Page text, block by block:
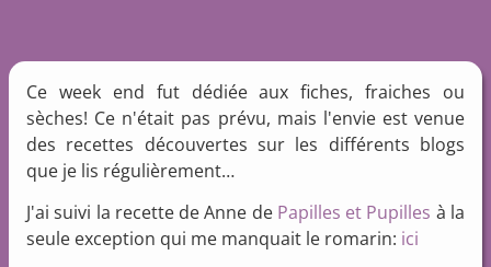
Ce week end fut dédiée aux fiches, fraiches ou
sèches! Ce n'était pas prévu, mais l'envie est venue
des recettes découvertes sur les différents blogs
que je lis régulièrement…
J'ai suivi la recette de Anne de Papilles et Pupilles à la
seule exception qui me manquait le romarin: ici